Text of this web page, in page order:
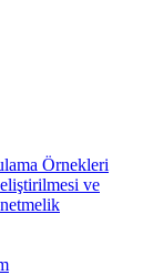
Örnekleri
ve